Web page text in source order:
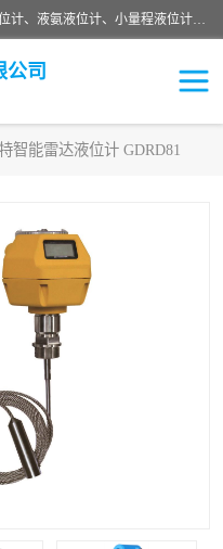
河南福瑞德仪表有限公司是生产销售电容液位计、液氨液位计、小量程液位计定制、智能锅炉水位计、液氮液位计等；并在产品开发、研制的过程中，吸取国内外仪器仪表的技术精华，建立了一支高、精、尖的科研开发队伍，使产品性能不断升级。
公司
智能雷达液位计 GDRD81
流量传感器
液氮液位计
液位计传感器定制
物位计
测漏仪